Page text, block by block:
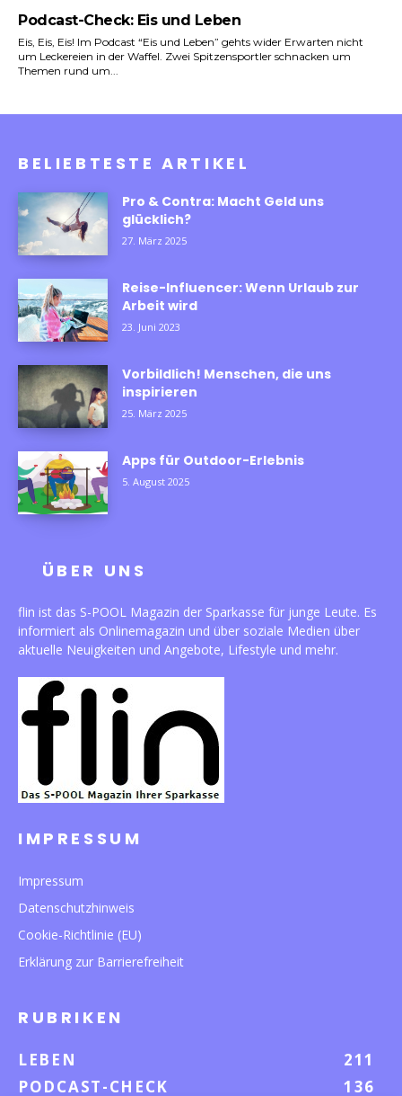
Podcast-Check: Eis und Leben
Eis, Eis, Eis! Im Podcast “Eis und Leben” gehts wider Erwarten nicht
um Leckereien in der Waffel. Zwei Spitzensportler schnacken um
Themen rund um...
BELIEBTESTE ARTIKEL
Pro & Contra: Macht Geld uns
glücklich?
27. März 2025
Reise-Influencer: Wenn Urlaub zur
Arbeit wird
23. Juni 2023
Vorbildlich! Menschen, die uns
inspirieren
25. März 2025
Apps für Outdoor-Erlebnis
5. August 2025
ÜBER UNS
flin ist das S-POOL Magazin der Sparkasse für junge Leute. Es
informiert als Onlinemagazin und über soziale Medien über
aktuelle Neuigkeiten und Angebote, Lifestyle und mehr.
IMPRESSUM
Impressum
Datenschutzhinweis
Cookie-Richtlinie (EU)
Erklärung zur Barrierefreiheit
RUBRIKEN
LEBEN
211
PODCAST-CHECK
136